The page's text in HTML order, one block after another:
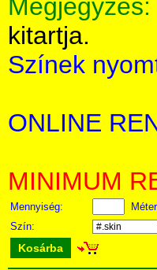
Megjegyzés:
kitartja.
Színek
ONLINE
MINIMUM
Mennyiség:
Méter
Szín:
Kosárba